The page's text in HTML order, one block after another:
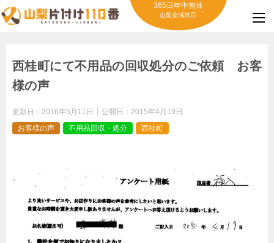
365日年中無休
山梨全域対応
西桂町にて不用品の回収処分のご依頼 お客
様の声
更新日： 2016年5月11日 公開日： 2015年4月19日
お客様の声
不用品回収・処分 西桂町